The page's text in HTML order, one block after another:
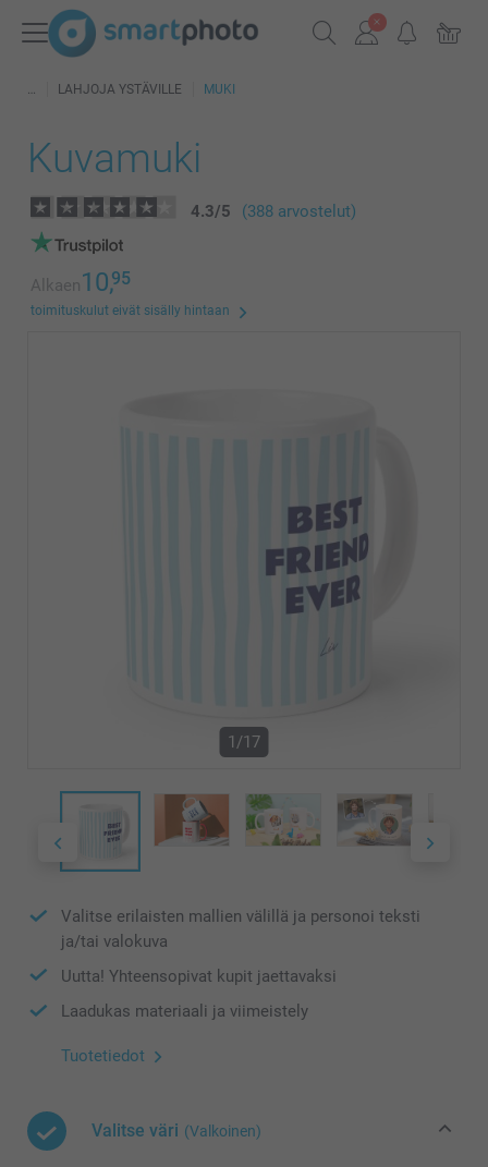
LAHJOJA YSTÄVILLE MUKI
Kuvamuki
4.3/5 (388 arvostelut)
Alkaen10,95
toimituskulut eivät sisälly hintaan
1/17
Valitse erilaisten mallien välillä ja personoi teksti
ja/tai valokuva
Uutta! Yhteensopivat kupit jaettavaksi
Laadukas materiaali ja viimeistely
Tuotetiedot
Valitse väri (Valkoinen)